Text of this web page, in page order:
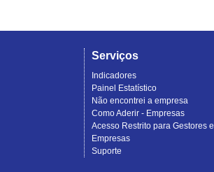
Serviços
Indicadores
Painel Estatístico
Não encontrei a empresa
Como Aderir - Empresas
Acesso Restrito para Gestores e
Empresas
Suporte